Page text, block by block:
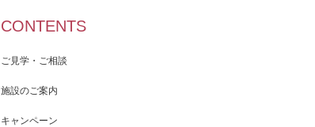
CONTENTS
ご見学・ご相談
施設のご案内
キャンペーン